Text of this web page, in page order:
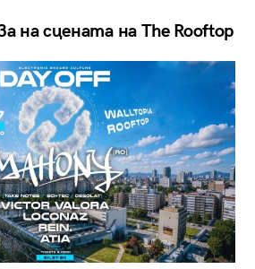
на сцената на The Rooftop